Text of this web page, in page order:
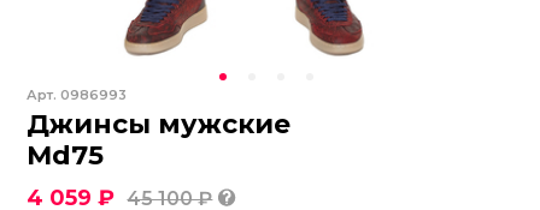
Арт.0986993
Джинсы мужские
Md75
4 059 ₽ 45 100 ₽